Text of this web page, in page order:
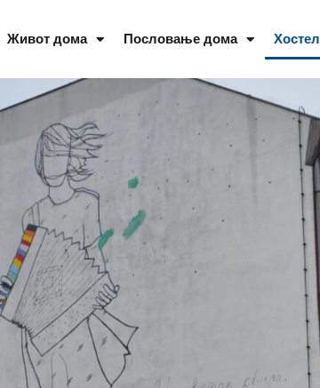
Живот дома Пословање дома Хостел